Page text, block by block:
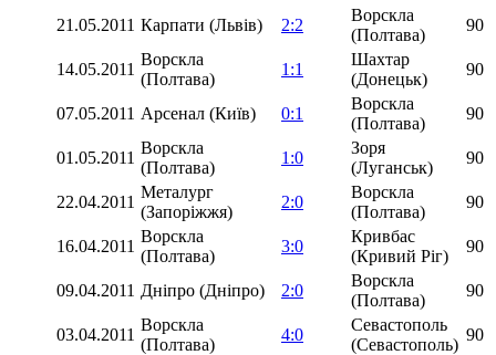
21.05.2011 Карпати (Львів) 2:2
Ворскла
(Полтава)
90
14.05.2011
Ворскла
(Полтава)
1:1
Шахтар
(Донецьк)
90
07.05.2011 Арсенал (Київ) 0:1
Ворскла
(Полтава)
90
01.05.2011
Ворскла
(Полтава)
1:0
Зоря
(Луганськ)
90
22.04.2011
Металург
(Запоріжжя)
2:0
Ворскла
(Полтава)
90
16.04.2011
Ворскла
(Полтава)
3:0
Кривбас
(Кривий Ріг)
90
09.04.2011 Дніпро (Дніпро) 2:0
Ворскла
(Полтава)
90
03.04.2011
Ворскла
(Полтава)
4:0
Севастополь
(Севастополь)
90